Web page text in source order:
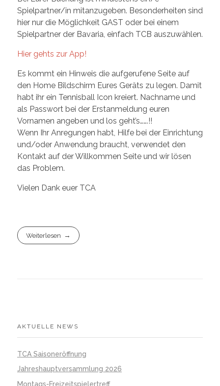
Spielpartner/in mitanzugeben. Besonderheiten sind
hier nur die Möglichkeit GAST oder bei einem
Spielpartner der Bavaria, einfach TCB auszuwählen.
Hier gehts zur App!
Es kommt ein Hinweis die aufgerufene Seite auf
den Home Bildschirm Eures Geräts zu legen. Damit
habt ihr ein Tennisball Icon kreiert. Nachname und
als Passwort bei der Erstanmeldung euren
Vornamen angeben und los geht’s…….!!
Wenn Ihr Anregungen habt, Hilfe bei der Einrichtung
und/oder Anwendung braucht, verwendet den
Kontakt auf der Willkommen Seite und wir lösen
das Problem.
Vielen Dank euer TCA
Weiterlesen
AKTUELLE NEWS
TCA Saisoneröffnung
Jahreshauptversammlung 2026
Montags-Freizeitspielertreff